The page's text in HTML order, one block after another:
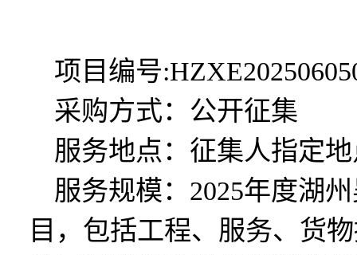
项目 编号:
采购方式：公开征集
服务地点：征集人指定
服务规模： 2025年度湖
目，包括工程、服务、货